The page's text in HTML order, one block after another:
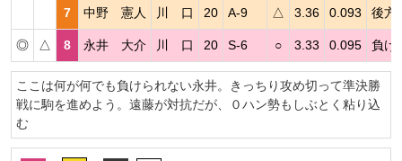
7 中野 憲人 川 口 20 A-9 △ 3.36 0.093 後方
◎ △ 8 永井 大介 川 口 20 S-6 ○ 3.33 0.095 負け
ここは何が何でも負けられない永井。きっちり攻め切って準決勝
戦に駒を進めよう。遠藤が対抗だが、０ハン勢もしぶとく粘り込
む